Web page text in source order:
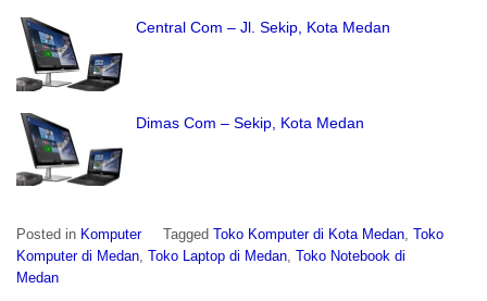
Central Com – Jl. Sekip, Kota Medan
Dimas Com – Sekip, Kota Medan
Posted in Komputer Tagged Toko Komputer di Kota Medan, Toko
Komputer di Medan, Toko Laptop di Medan, Toko Notebook di
Medan